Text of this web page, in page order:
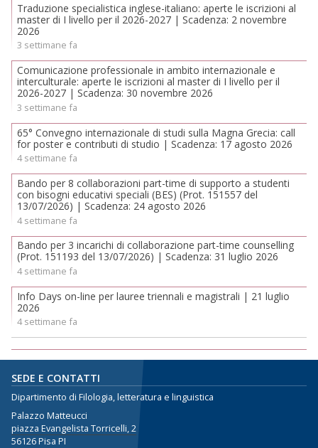
Traduzione specialistica inglese-italiano: aperte le iscrizioni al
master di I livello per il 2026-2027 | Scadenza: 2 novembre
2026
3 settimane fa
Comunicazione professionale in ambito internazionale e
interculturale: aperte le iscrizioni al master di I livello per il
2026-2027 | Scadenza: 30 novembre 2026
3 settimane fa
65° Convegno internazionale di studi sulla Magna Grecia: call
for poster e contributi di studio | Scadenza: 17 agosto 2026
4 settimane fa
Bando per 8 collaborazioni part-time di supporto a studenti
con bisogni educativi speciali (BES) (Prot. 151557 del
13/07/2026) | Scadenza: 24 agosto 2026
4 settimane fa
Bando per 3 incarichi di collaborazione part-time counselling
(Prot. 151193 del 13/07/2026) | Scadenza: 31 luglio 2026
4 settimane fa
Info Days on-line per lauree triennali e magistrali | 21 luglio
2026
4 settimane fa
SEDE E CONTATTI
Dipartimento di Filologia, letteratura e linguistica
Palazzo Matteucci
piazza Evangelista Torricelli, 2
56126 Pisa PI